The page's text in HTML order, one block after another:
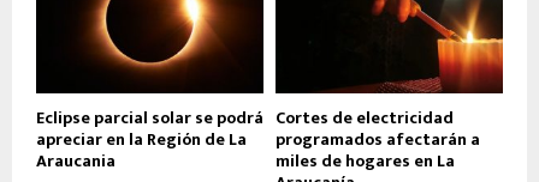
Eclipse parcial solar se podrá
apreciar en la Región de La
Araucania
Cortes de electricidad
programados afectarán a
miles de hogares en La